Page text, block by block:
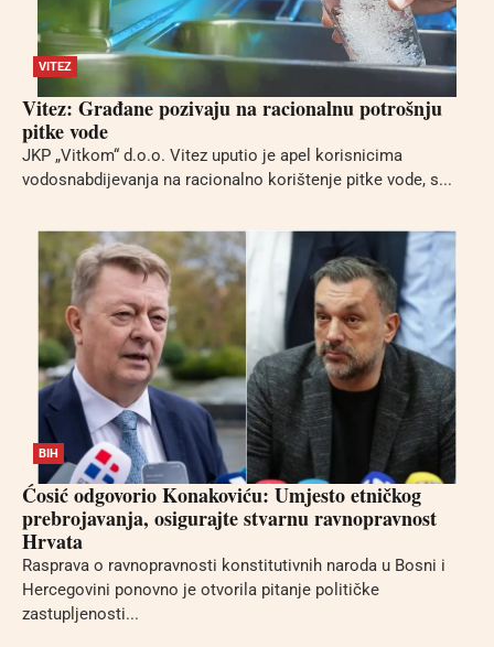
VITEZ
Vitez: Građane pozivaju na racionalnu potrošnju
pitke vode
JKP „Vitkom“ d.o.o. Vitez uputio je apel korisnicima
vodosnabdijevanja na racionalno korištenje pitke vode, s...
BIH
Ćosić odgovorio Konakoviću: Umjesto etničkog
prebrojavanja, osigurajte stvarnu ravnopravnost
Hrvata
Rasprava o ravnopravnosti konstitutivnih naroda u Bosni i
Hercegovini ponovno je otvorila pitanje političke
zastupljenosti...